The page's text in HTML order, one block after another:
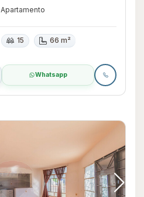
Apartamento
15 66 m²
Whatsapp